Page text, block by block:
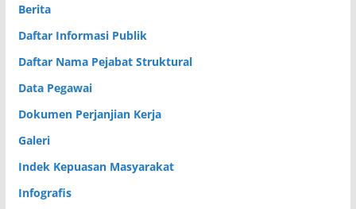
Berita
Daftar Informasi Publik
Daftar Nama Pejabat Struktural
Data Pegawai
Dokumen Perjanjian Kerja
Galeri
Indek Kepuasan Masyarakat
Infografis